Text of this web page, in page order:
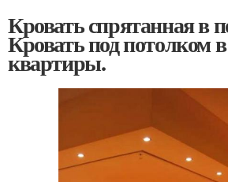
Кровать спрятанная в
Кровать под потолком
квартиры.